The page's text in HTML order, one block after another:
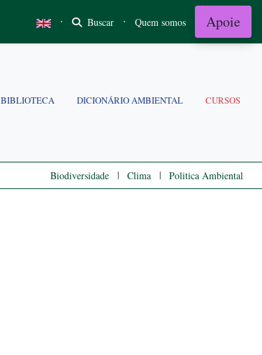
· Buscar · Quem somos Apoie
BIBLIOTECA DICIONÁRIO AMBIENTAL CURSOS
Biodiversidade | Clima | Politica Ambiental